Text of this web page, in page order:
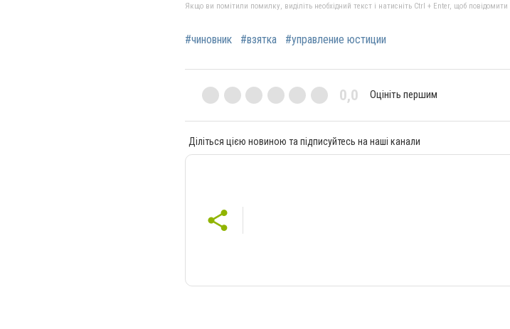
Якщо ви помітили помилку, виділіть необхідний текст і натисніть Ctrl + Enter, щоб
#чиновник #взятка #управление юстиции
0,0 Оцініть першим
Діліться цією новиною та підписуйтесь на наші канали